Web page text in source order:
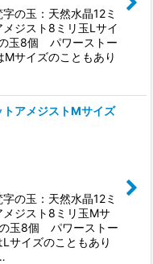
の玉：天然水晶12ミ
ジスト8ミリ玉Lサイ
玉8個 パワーストー
サイズのこともあり
アメジストMサイズ
の玉：天然水晶12ミ
メジスト8ミリ玉Mサ
玉8個 パワーストー
サイズのこともあり